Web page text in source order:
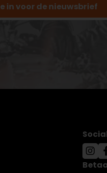
in voor de nieuwsbrief